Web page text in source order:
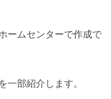
ームセンターで作成で
一部紹介します。